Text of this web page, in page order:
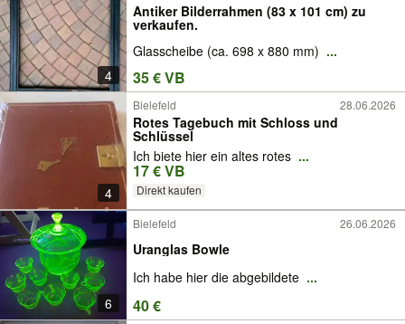
4
Antiker Bilderrahmen (83 x 101 cm) zu
verkaufen.
Glasscheibe (ca. 698 x 880 mm) ...
35 € VB
4
Bielefeld 28.06.2026
Rotes Tagebuch mit Schloss und
Schlüssel
Ich biete hier ein altes rotes ...
17 € VB
Direkt kaufen
6
Bielefeld 26.06.2026
Uranglas Bowle
Ich habe hier die abgebildete ...
40 €